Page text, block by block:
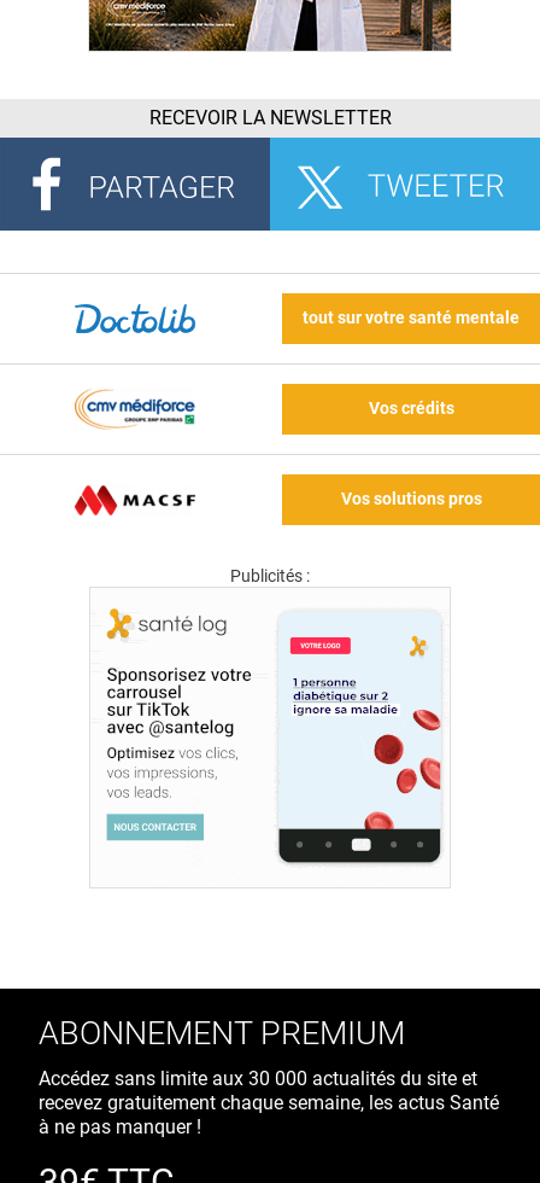
RECEVOIR LA NEWSLETTER
tout sur votre santé mentale
Vos crédits
Vos solutions pros
Publicités :
ABONNEMENT PREMIUM
Accédez sans limite aux 30 000 actualités du site et
recevez gratuitement chaque semaine, les actus Santé
à ne pas manquer !